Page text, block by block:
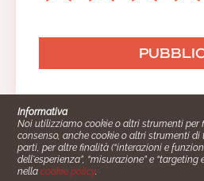
Informativa
Noi utilizziamo cookie o altri strumenti per
consenso, anche cookie o altri strumenti
parti, per altre finalità (“interazioni e
dell'esperienza”, “misurazione” e
nellacookie policy.